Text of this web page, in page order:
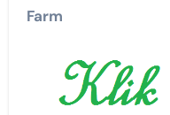
Farm